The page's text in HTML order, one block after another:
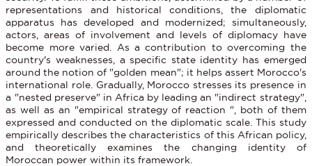
representations and historical conditions, the diplomatic
apparatus has developed and modernized; simultaneously,
actors, areas of involvement and levels of diplomacy have
become more varied. As a contribution to overcoming the
country's weaknesses, a specific state identity has emerged
around the notion of "golden mean"; it helps assert Morocco's
international role. Gradually, Morocco stresses its presence in
a "nested preserve" in Africa by leading an "indirect strategy",
as well as an "empirical strategy of reaction ", both of them
expressed and conducted on the diplomatic scale. This study
empirically describes the characteristics of this African policy,
and theoretically examines the changing identity of
Moroccan power within its framework.